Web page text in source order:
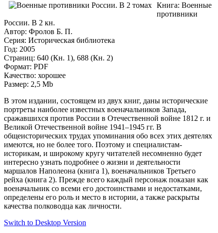
Книга: Военные
противники
России. В 2 кн.
Автор: Фролов Б. П.
Серия: Историческая библиотека
Год: 2005
Страниц: 640 (Кн. 1), 688 (Кн. 2)
Формат: PDF
Качество: хорошее
Размер: 2,5 Mb
В этом издании, состоящем из двух книг, даны исторические
портреты наиболее известных военачальников Запада,
сражавшихся против России в Отечественной войне 1812 г. и
Великой Отечественной войне 1941–1945 гг. В
общеисторических трудах упоминания обо всех этих деятелях
имеются, но не более того. Поэтому и специалистам-
историкам, и широкому кругу читателей несомненно будет
интересно узнать подробнее о жизни и деятельности
маршалов Наполеона (книга 1), военачальников Третьего
рейха (книга 2). Прежде всего каждый персонаж показан как
военачальник со всеми его достоинствами и недостатками,
определены его роль и место в истории, а также раскрыты
качества полководца как личности.
Switch to Desktop Version